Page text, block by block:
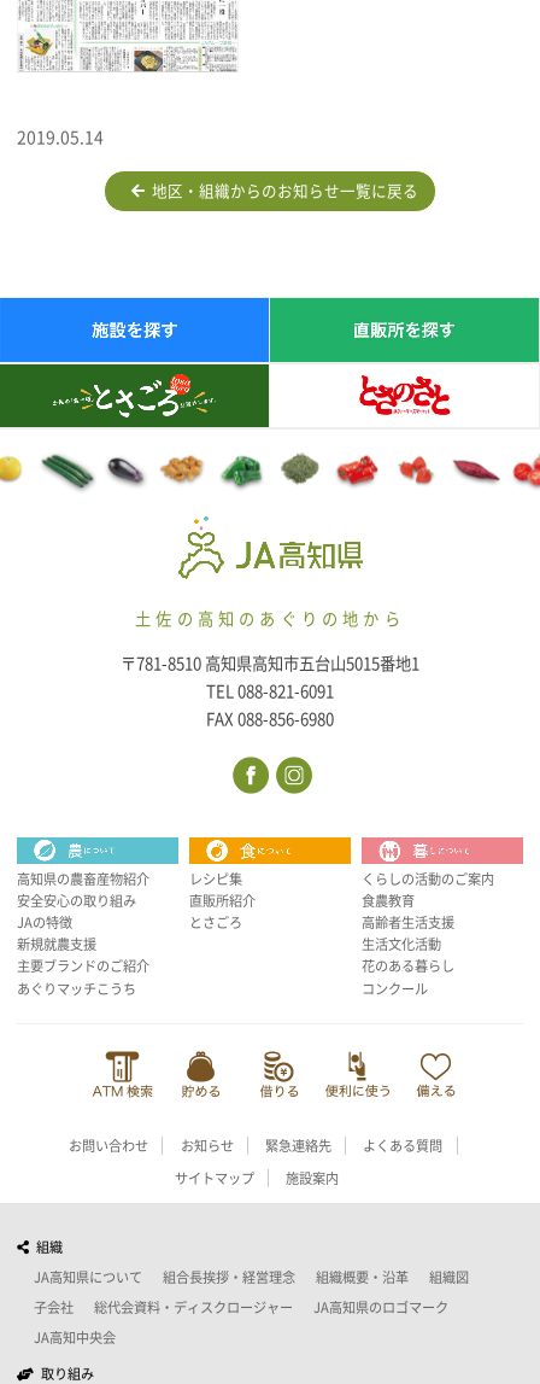
2019.05.14
地区・組織からのお知らせ一覧に戻る
土佐の高知のあぐりの地から
〒781-8510 高知県高知市五台山5015番地1
TEL 088-821-6091
FAX 088-856-6980
高知県の農畜産物紹介
安全安心の取り組み
JAの特徴
新規就農支援
主要ブランドのご紹介
あぐりマッチこうち
レシピ集
直販所紹介
とさごろ
くらしの活動のご案内
食農教育
高齢者生活支援
生活文化活動
花のある暮らし
コンクール
お問い合わせ お知らせ 緊急連絡先 よくある質問
サイトマップ 施設案内
組織
JA高知県について 組合長挨拶・経営理念 組織概要・沿革 組織図
子会社 総代会資料・ディスクロージャー JA高知県のロゴマーク
JA高知中央会
取り組み